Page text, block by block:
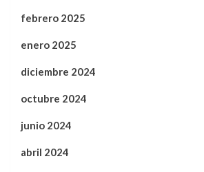
febrero 2025
enero 2025
diciembre 2024
octubre 2024
junio 2024
abril 2024